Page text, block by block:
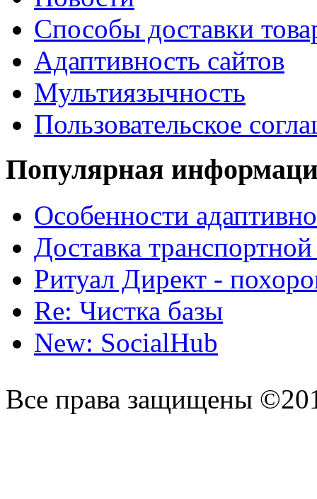
Способы доставки
Адаптивность сайтов
Мультиязычность
Пользовательское
Популярная
Особенности
Доставка
Ритуал Директ -
Re: Чистка базы
New: SocialHub
Все права защищены